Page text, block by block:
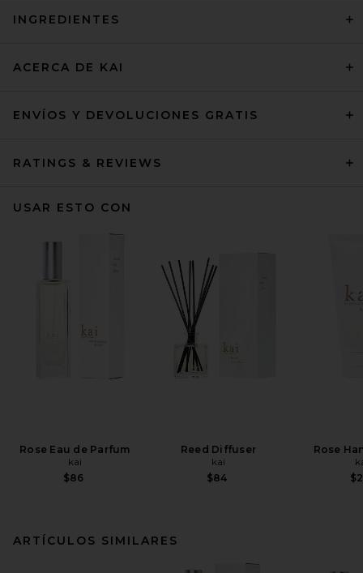
INGREDIENTES
ACERCA DE KAI
ENVÍOS Y DEVOLUCIONES GRATIS
RATINGS & REVIEWS
USAR ESTO CON
Rose Eau de Parfum
kai
$86
Reed Diffuser
kai
$84
Rose
ARTÍCULOS SIMILARES